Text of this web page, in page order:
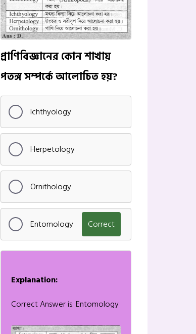
প্রাণিবিজ্ঞানের কোন শাখায়
পতঙ্গ সম্পর্কে আলোচিত হয়?
Ichthyology
Herpetology
Ornithology
Entomology Correct
Explanation:
Correct Answer is: Entomology